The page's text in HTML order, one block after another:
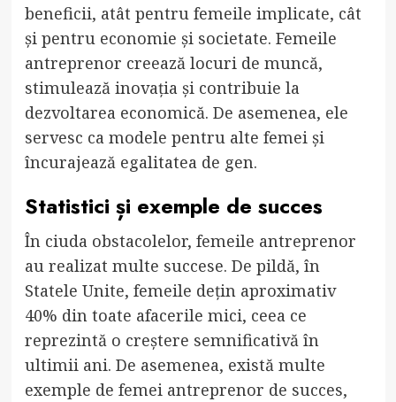
beneficii, atât pentru femeile implicate, cât
și pentru economie și societate. Femeile
antreprenor creează locuri de muncă,
stimulează inovația și contribuie la
dezvoltarea economică. De asemenea, ele
servesc ca modele pentru alte femei și
încurajează egalitatea de gen.
Statistici și exemple de succes
În ciuda obstacolelor, femeile antreprenor
au realizat multe succese. De pildă, în
Statele Unite, femeile dețin aproximativ
40% din toate afacerile mici, ceea ce
reprezintă o creștere semnificativă în
ultimii ani. De asemenea, există multe
exemple de femei antreprenor de succes,